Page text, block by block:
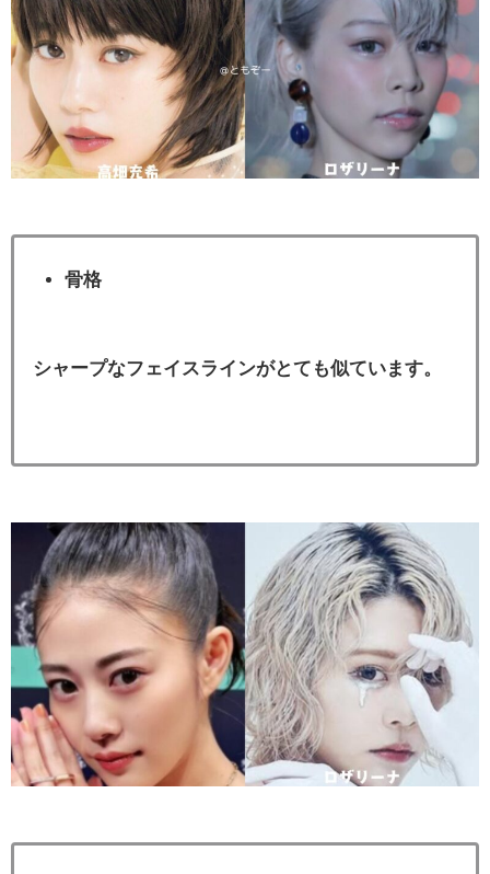
骨格
シャープなフェイスラインがとても似ています。